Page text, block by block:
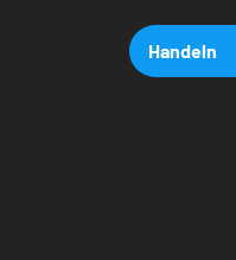
Handeln